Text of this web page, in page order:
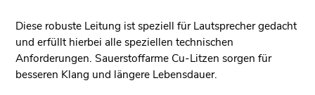
Diese robuste Leitung ist speziell für Lautsprecher gedacht
und erfüllt hierbei alle speziellen technischen
Anforderungen. Sauerstoffarme Cu-Litzen sorgen für
besseren Klang und längere Lebensdauer.